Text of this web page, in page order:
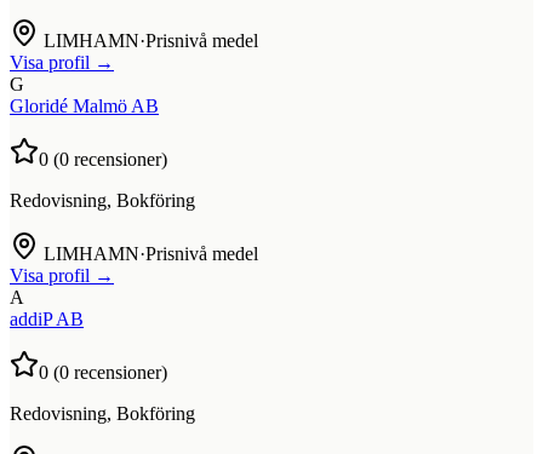
LIMHAMN·Prisnivå medel
Visa profil →
G
Gloridé Malmö AB
0 (0 recensioner)
Redovisning, Bokföring
LIMHAMN·Prisnivå medel
Visa profil →
A
addiP AB
0 (0 recensioner)
Redovisning, Bokföring